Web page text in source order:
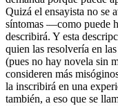
Quizá el ensayista no se
síntomas —como puede
describirá. Y esta
quien las resolvería en
(pues no hay novela sin
consideren más
la inscribirá en una
también, a eso que se